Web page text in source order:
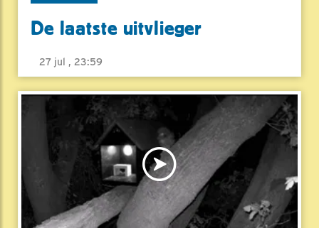
De laatste uitvlieger
27 jul , 23:59